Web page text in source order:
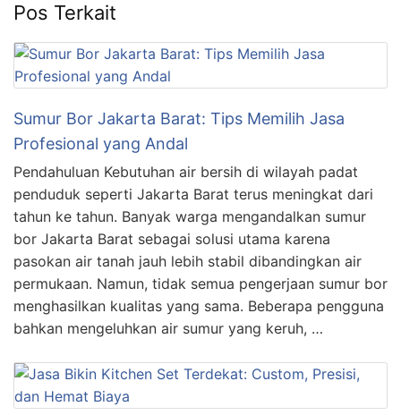
Pos Terkait
Sumur Bor Jakarta Barat: Tips Memilih Jasa
Profesional yang Andal
Pendahuluan Kebutuhan air bersih di wilayah padat
penduduk seperti Jakarta Barat terus meningkat dari
tahun ke tahun. Banyak warga mengandalkan sumur
bor Jakarta Barat sebagai solusi utama karena
pasokan air tanah jauh lebih stabil dibandingkan air
permukaan. Namun, tidak semua pengerjaan sumur bor
menghasilkan kualitas yang sama. Beberapa pengguna
bahkan mengeluhkan air sumur yang keruh, …